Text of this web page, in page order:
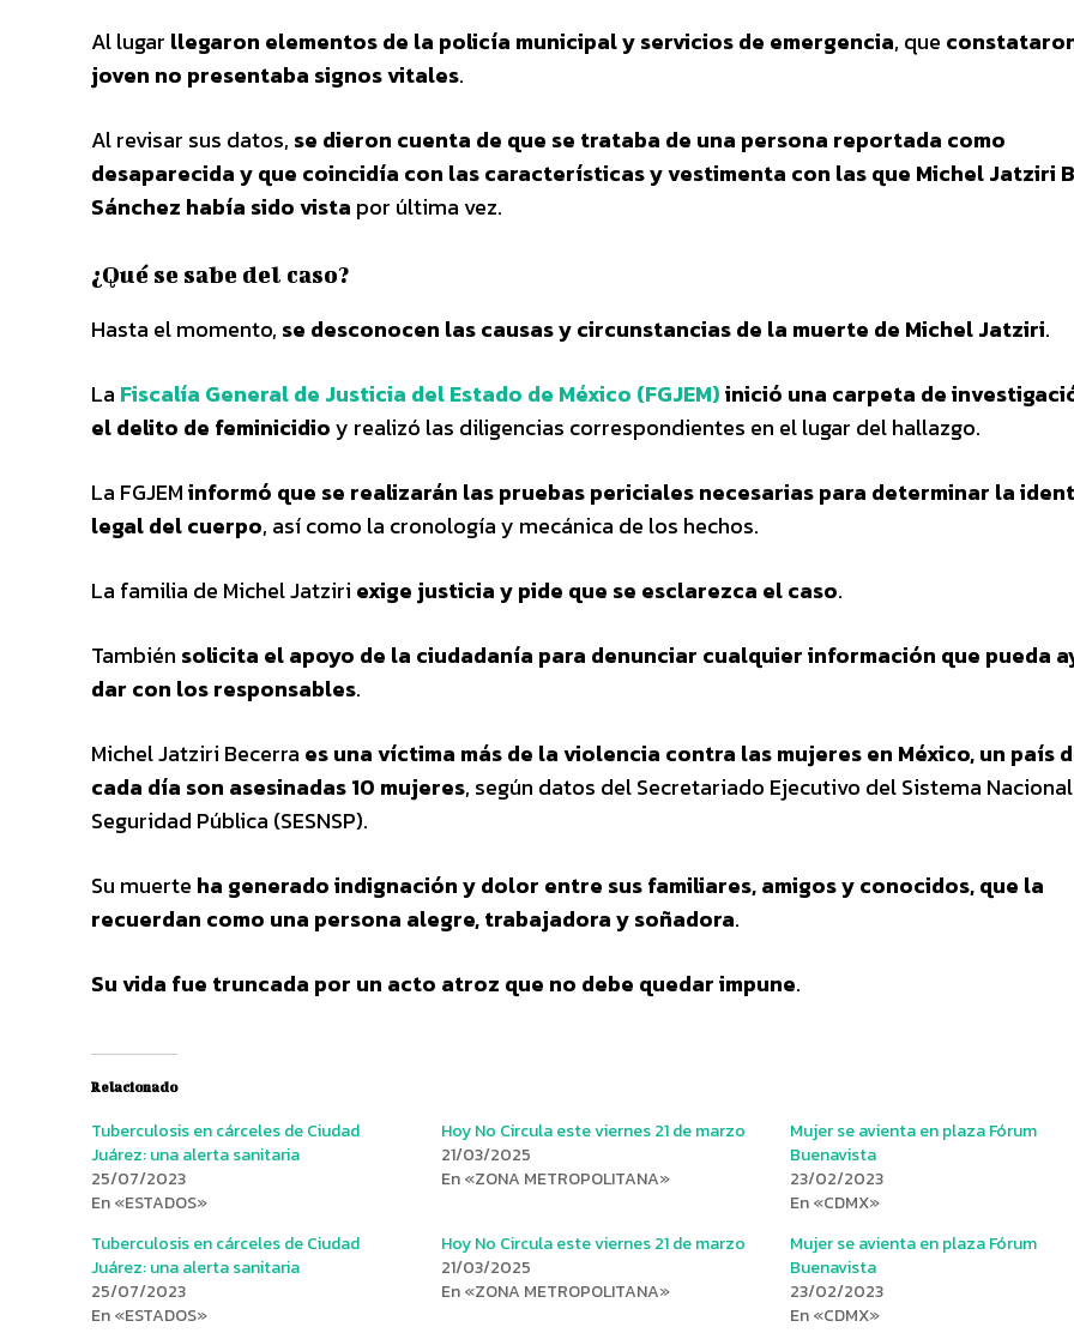
Al lugar llegaron elementos de la policía municipal y servicios de emergencia, que
joven no presentaba signos vitales.
Al revisar sus datos, se dieron cuenta de que se trataba de una persona reportada como
desaparecida y que coincidía con las características y vestimenta con las que Michel Jatziri
Sánchez había sido vista por última vez.
¿Qué se sabe del caso?
Hasta el momento, se desconocen las causas y circunstancias de la muerte de Michel Jatziri.
La Fiscalía General de Justicia del Estado de México (FGJEM)inició una carpeta de
el delito de feminicidioy realizó las diligencias correspondientes en el lugar del hallazgo.
La FGJEMinformó que se realizarán las pruebas periciales necesarias para determinar la
legal del cuerpo, así como la cronología y mecánica de los hechos.
La familia de Michel Jatziri exige justicia y pide que se esclarezca el caso.
También solicita el apoyo de la ciudadanía para denunciar cualquier información que pueda
dar con los responsables.
Michel Jatziri Becerra es una víctima más de la violencia contra las mujeres en México, un país
cada día son asesinadas 10 mujeres, según datos del Secretariado Ejecutivo del Sistema
Seguridad Pública (SESNSP).
Su muerte ha generado indignación y dolor entre sus familiares, amigos y conocidos, que la
recuerdan como una persona alegre, trabajadora y soñadora.
Su vida fue truncada por un acto atroz que no debe quedar impune.
Relacionado
Tuberculosis en cárceles de Ciudad
Juárez: una alerta sanitaria
25/07/2023
En «ESTADOS»
Hoy No Circula este viernes 21 de marzo
21/03/2025
En «ZONA METROPOLITANA»
Mujer se avienta en plaza Fórum
Buenavista
23/02/2023
En «CDMX»
Tuberculosis en cárceles de Ciudad
Juárez: una alerta sanitaria
25/07/2023
En «ESTADOS»
Hoy No Circula este viernes 21 de marzo
21/03/2025
En «ZONA METROPOLITANA»
Mujer se avienta en plaza Fórum
Buenavista
23/02/2023
En «CDMX»